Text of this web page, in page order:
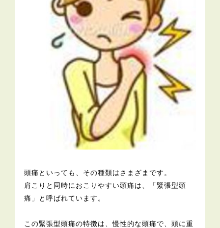
頭痛といっても、その種類はさまざまです。
肩こりと同時におこりやすい頭痛は、「緊張型頭
痛」と呼ばれています。
この緊張型頭痛の特徴は、慢性的な頭痛で、頭に重